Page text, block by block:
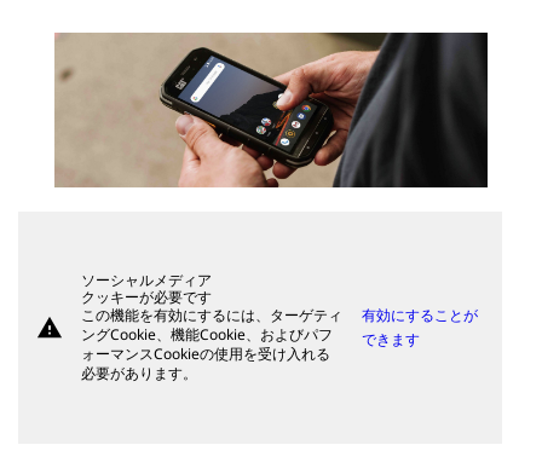
warning
ソーシャルメディア
クッキーが必要です
この機能を有効にするには、ターゲティ
ングCookie、機能Cookie、およびパフ
ォーマンスCookieの使用を受け入れる
必要があります。
有効にすることが
できます